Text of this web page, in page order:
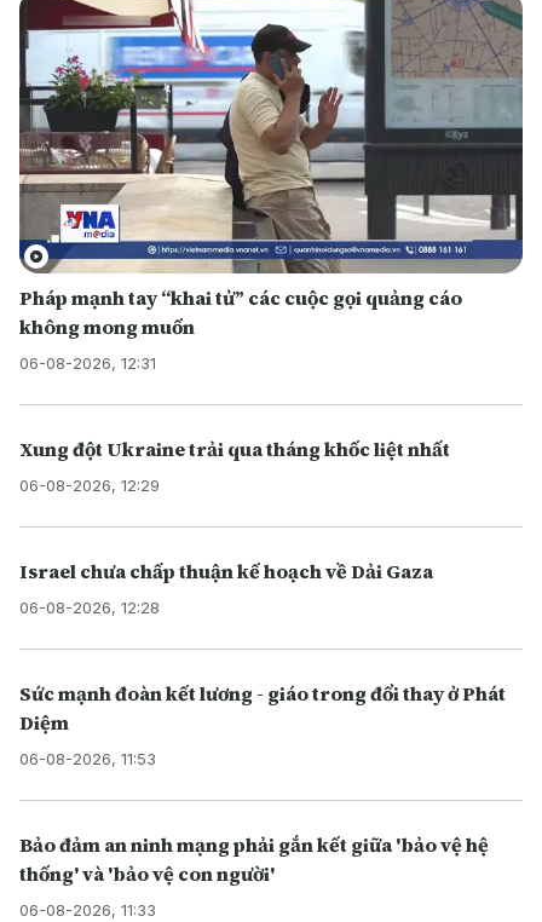
Pháp mạnh tay “khai tử” các cuộc gọi quảng cáo
không mong muốn
06-08-2026, 12:31
Xung đột Ukraine trải qua tháng khốc liệt nhất
06-08-2026, 12:29
Israel chưa chấp thuận kế hoạch về Dải Gaza
06-08-2026, 12:28
Sức mạnh đoàn kết lương - giáo trong đổi thay ở Phát
Diệm
06-08-2026, 11:53
Bảo đảm an ninh mạng phải gắn kết giữa 'bảo vệ hệ
thống' và 'bảo vệ con người'
06-08-2026, 11:33